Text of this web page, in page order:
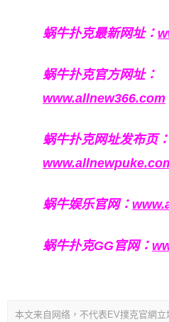
蜗牛扑克最新网址：
蜗牛扑克官方网址：
www.allnew366.com
蜗牛扑克网址发布页：
蜗牛娱乐官网：
蜗牛扑克GG官网：
本文来自网络，不代表EV撲克官網立